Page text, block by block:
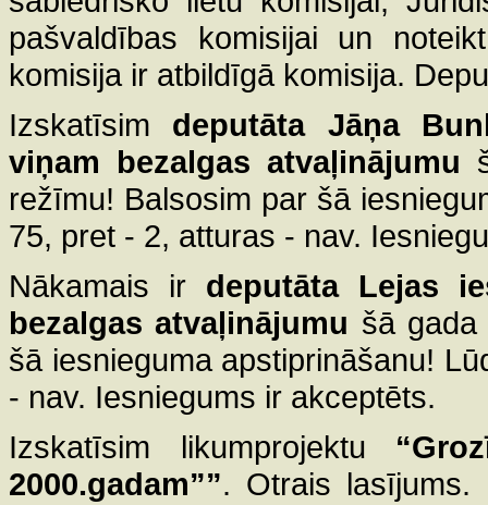
pašvaldības komisijai un
komisija ir atbildīgā komisija.
Izskatīsim deputāta Jāņa
viņam bezalgas atvaļinājumu
režīmu! Balsosim par šā
75, pret - 2, atturas - nav.
Nākamais ir deputāta Lejas
bezalgas atvaļinājumu šā gada
šā iesnieguma apstiprināšanu!
- nav. Iesniegums ir akceptēts.
Izskatīsim likumprojektu
2000.gadam””. Otrais lasījums.